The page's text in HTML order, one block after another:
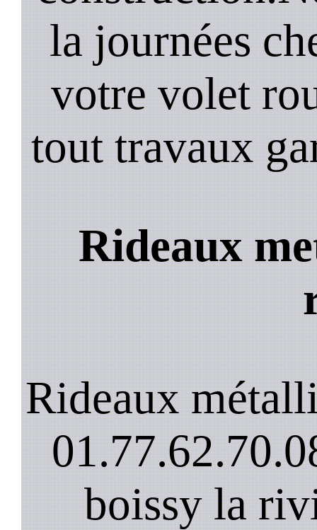
la journées
votre volet
tout travaux
Rideaux
Rideaux
boissy la